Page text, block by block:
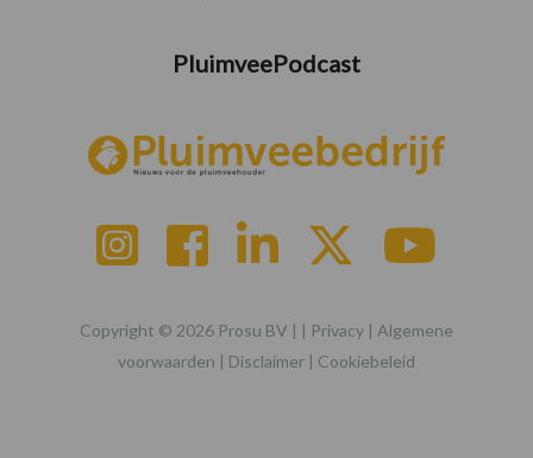
PluimveePodcast
Copyright © 2026 Prosu BV | | Privacy | Algemene
voorwaarden | Disclaimer | Cookiebeleid